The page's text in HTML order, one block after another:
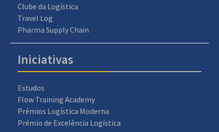
Clube da Logística
Travel Log
Pharma Supply Chain
Iniciativas
Estudos
Flow Training Academy
Prémios Logística Moderna
Prémio de Excelência Logística